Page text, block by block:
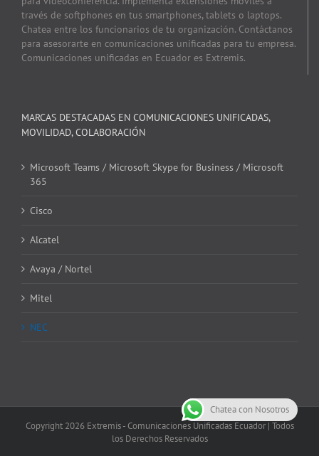
través de softphones en tus smartphones, tablets o laptops.
Chatea entre los funcionarios de tu organización. Contáctanos
para asesorarte en comunicaciones unificadas para tu empresa.
Comunicaciones unificadas en Ecuador es Extremis.
MARCAS DESTACADAS EN COMUNICACIONES UNIFICADAS,
MOVILIDAD, COLABORACIÓN
Microsoft Teams / Microsoft Skype for Business / Microsoft
365
Cisco
Alcatel
Avaya / Nortel
Mitel
NEC
Copyright 2026 Extremis - Comunicaciones Unificadas Ecuador | Todos
los Derechos Reservados
Chatea con Nosotros